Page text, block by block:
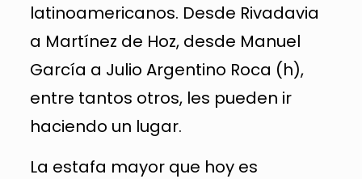
latinoamericanos. Desde Rivadavia
a Martínez de Hoz, desde Manuel
García a Julio Argentino Roca (h),
entre tantos otros, les pueden ir
haciendo un lugar.
La estafa mayor que hoy es